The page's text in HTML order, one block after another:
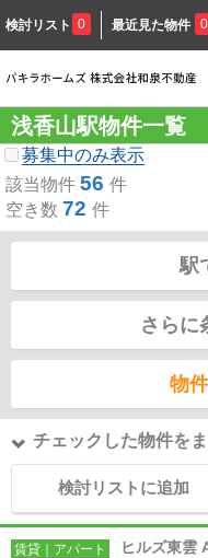
検討リスト 0 最近見た物件 0
浅香山駅物件一覧
募集中のみ表示
該当物件 56 件
空き数 72 件
駅
さらに
物
チェックした物件を
検討リストに追加
賃貸｜アパート ヒルズ東雲